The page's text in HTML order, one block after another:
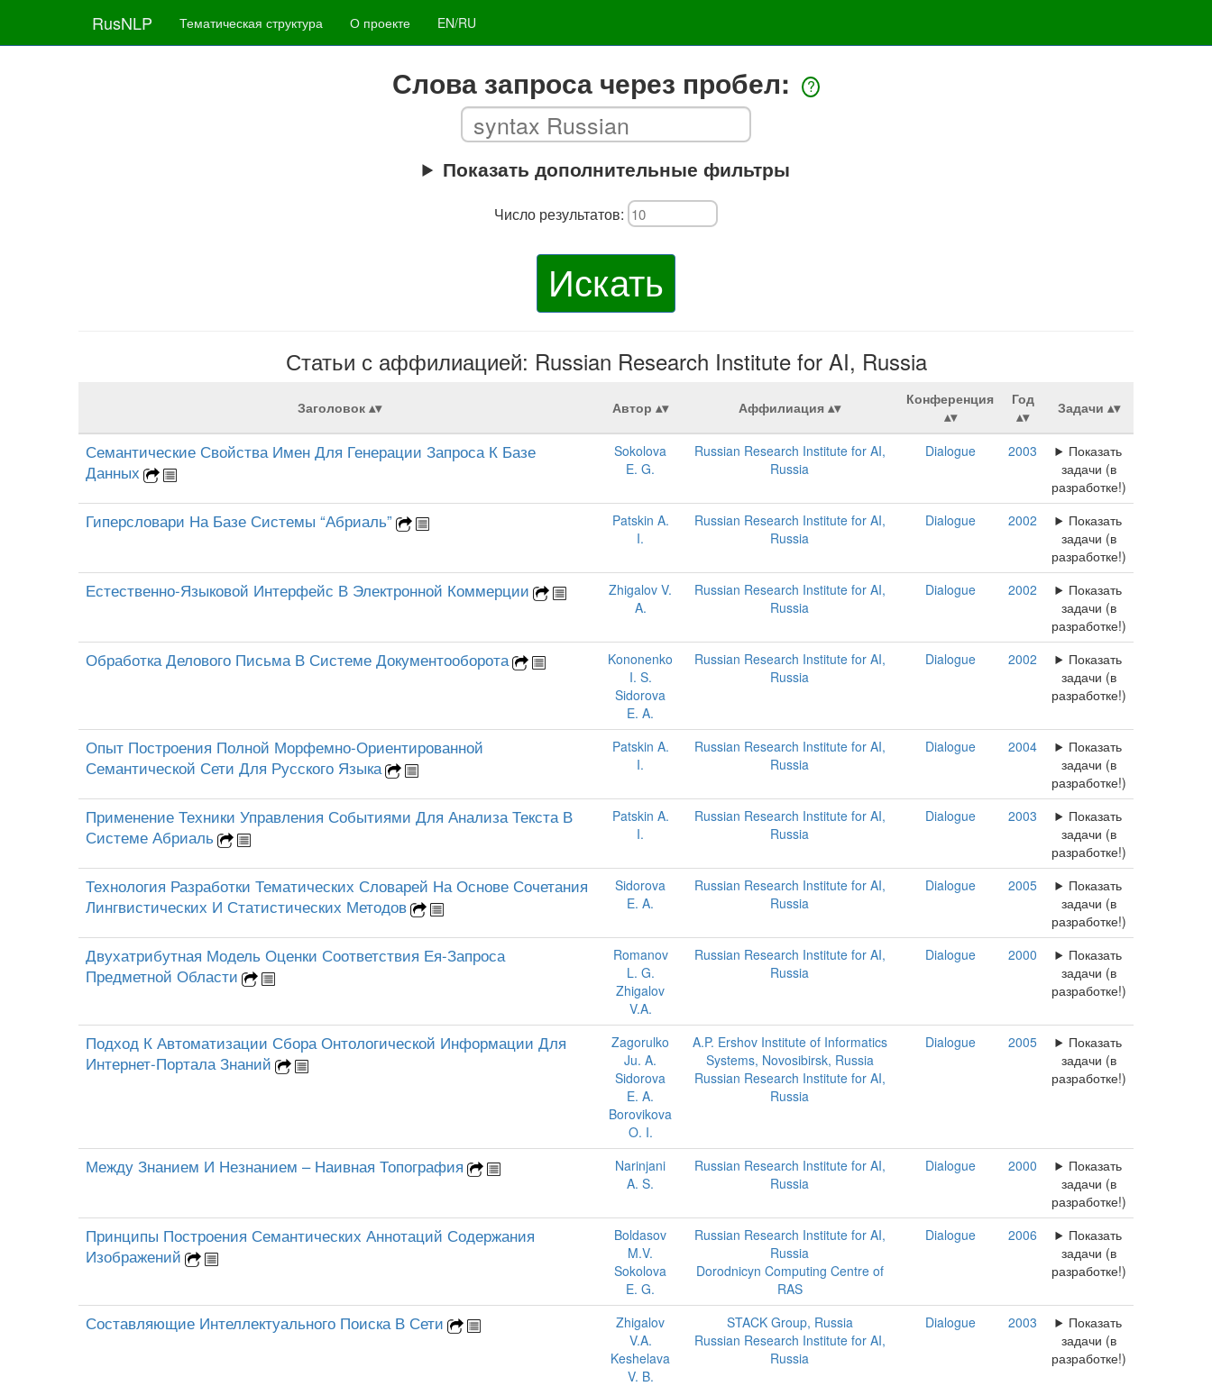
RusNLP Тематическая структура О проекте EN/RU
Слова запроса через пробел: ?
Показать дополнительные фильтры
Число результатов:
Искать
Статьи с аффилиацией: Russian Research Institute for AI, Russia
Заголовок Автор Аффилиация Конференция Год Задачи
Семантические Свойства Имен Для Генерации Запроса К Базе
Данных
Sokolova
E. G.
Russian Research Institute for AI,
Russia
Dialogue 2003
Показать
задачи (в
разработке!)
Гиперсловари На Базе Системы “Абриаль”
Patskin A.
I.
Russian Research Institute for AI,
Russia
Dialogue 2002
Показать
задачи (в
разработке!)
Естественно-Языковой Интерфейс В Электронной Коммерции
Zhigalov V.
A.
Russian Research Institute for AI,
Russia
Dialogue 2002
Показать
задачи (в
разработке!)
Обработка Делового Письма В Системе Документооборота
Kononenko
I. S.
Sidorova
E. A.
Russian Research Institute for AI,
Russia
Dialogue 2002
Показать
задачи (в
разработке!)
Опыт Построения Полной Морфемно-Ориентированной
Семантической Сети Для Русского Языка
Patskin A.
I.
Russian Research Institute for AI,
Russia
Dialogue 2004
Показать
задачи (в
разработке!)
Применение Техники Управления Событиями Для Анализа Текста В
Системе Абриаль
Patskin A.
I.
Russian Research Institute for AI,
Russia
Dialogue 2003
Показать
задачи (в
разработке!)
Технология Разработки Тематических Словарей На Основе Сочетания
Лингвистических И Статистических Методов
Sidorova
E. A.
Russian Research Institute for AI,
Russia
Dialogue 2005
Показать
задачи (в
разработке!)
Двухатрибутная Модель Оценки Соответствия Ея-Запроса
Предметной Области
Romanov
L. G.
Zhigalov
V.A.
Russian Research Institute for AI,
Russia
Dialogue 2000
Показать
задачи (в
разработке!)
Подход К Автоматизации Сбора Онтологической Информации Для
Интернет-Портала Знаний
Zagorulko
Ju. A.
Sidorova
E. A.
Borovikova
O. I.
A.P. Ershov Institute of Informatics
Systems, Novosibirsk, Russia
Russian Research Institute for AI,
Russia
Dialogue 2005
Показать
задачи (в
разработке!)
Между Знанием И Незнанием – Наивная Топография
Narinjani
A. S.
Russian Research Institute for AI,
Russia
Dialogue 2000
Показать
задачи (в
разработке!)
Принципы Построения Семантических Аннотаций Содержания
Изображений
Boldasov
M.V.
Sokolova
E. G.
Russian Research Institute for AI,
Russia
Dorodnicyn Computing Centre of
RAS
Dialogue 2006
Показать
задачи (в
разработке!)
Составляющие Интеллектуального Поиска В Сети
Zhigalov
V.A.
Keshelava
V. B.
STACK Group, Russia
Russian Research Institute for AI,
Russia
Dialogue 2003
Показать
задачи (в
разработке!)